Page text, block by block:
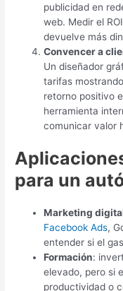
publicidad en
web. Medir el
devuelve más
Convencer a
Un diseñador
tarifas
retorno positivo
herramienta
comunicar valor
para un
Marketing
Facebook Ads,
entender si el
Formación:
elevado, pero si
productividad o